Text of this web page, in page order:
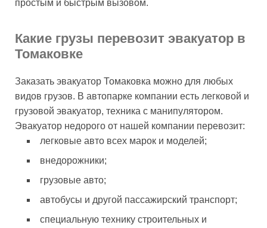
простым и быстрым вызовом.
Какие грузы перевозит эвакуатор в
Томаковке
Заказать эвакуатор Томаковка можно для любых
видов грузов. В автопарке компании есть легковой и
грузовой эвакуатор, техника с манипулятором.
Эвакуатор недорого от нашей компании перевозит:
легковые авто всех марок и моделей;
внедорожники;
грузовые авто;
автобусы и другой пассажирский транспорт;
специальную технику строительных и